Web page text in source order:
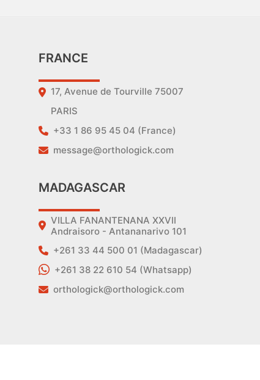
FRANCE
17, Avenue de Tourville 75007
PARIS
+33 1 86 95 45 04 (France)
message@orthologick.com
MADAGASCAR
VILLA FANANTENANA XXVII
Andraisoro - Antananarivo 101
+261 33 44 500 01 (Madagascar)
+261 38 22 610 54 (Whatsapp)
orthologick@orthologick.com